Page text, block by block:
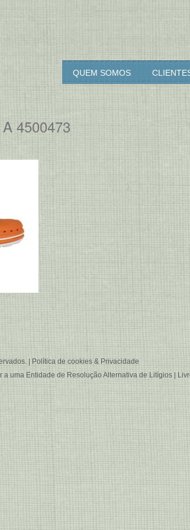
& Diogo
QUEM SOMOS
A 4500473
| Política de cookies & Privacidade
a uma Entidade de Resolução Alternativa de Litígios |